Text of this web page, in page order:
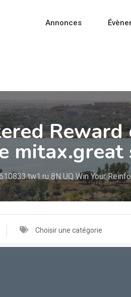
Annonces
8N UQ Win Your
Choisir une catégorie